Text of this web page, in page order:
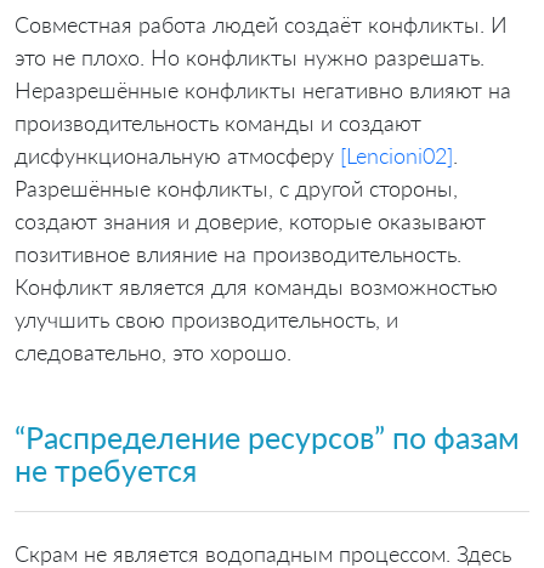
Совместная работа людей создаёт конфликты. И
это не плохо. Но конфликты нужно разрешать.
Неразрешённые конфликты негативно влияют на
производительность команды и создают
дисфункциональную атмосферу [Lencioni02]
Разрешённые конфликты, с другой стороны,
создают знания и доверие, которые оказывают
позитивное влияние на производительность.
Конфликт является для команды возможностью
улучшить свою производительность, и
следовательно, это хорошо.
“Распределение ресурсов” по фазам
не требуется
Скрам не является водопадным процессом. Здесь